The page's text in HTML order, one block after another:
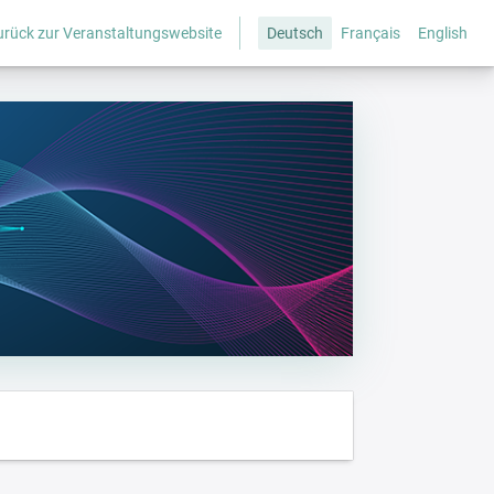
zur Veranstaltungswebsite Deutsch Français English